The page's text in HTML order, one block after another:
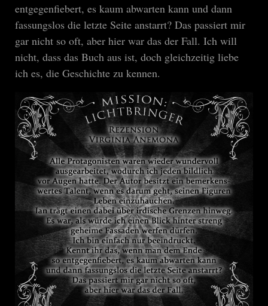
entgegenfiebert, es kaum abwarten kann und dann
fassungslos die letzte Seite anstarrt? Das passiert mir
gar nicht so oft, aber hier war das der Fall. Ich will
nicht, dass das Buch aus ist, doch gleichzeitig liebe
ich es, die Geschichte zu kennen.